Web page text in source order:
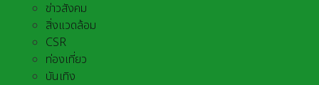
ข่าวสังคม
สิ่งแวดล้อม
CSR
ท่องเที่ยว
บันเทิง